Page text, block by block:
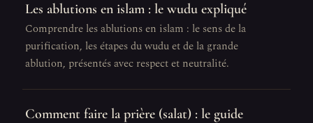
Les ablutions en islam : le wudu expliqué
Comprendre les ablutions en islam : le sens de la
purification, les étapes du wudu et de la grande
ablution, présentés avec respect et neutralité.
Comment faire la prière (salat) : le guide